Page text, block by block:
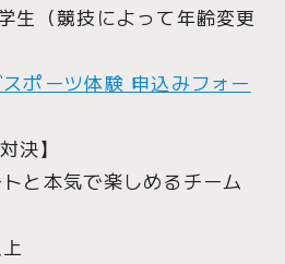
生（競技によって年齢変更
ポーツ体験 申込みフォー
決】
と本気で楽しめるチーム